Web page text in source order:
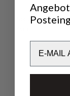
Secura Safety